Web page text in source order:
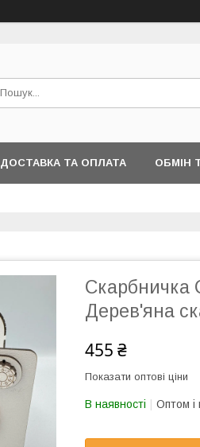
ДОСТАВКА ТА ОПЛАТА ОБМІН
Скарбничка
Дерев'яна
455 ₴
Показати оптові ціни
В наявності Оптом і